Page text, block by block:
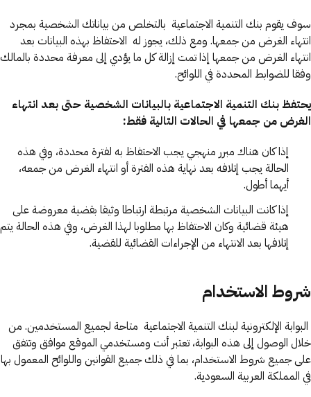
سوف يقوم بنك التنمية الاجتماعية بالتخلص من بياناتك الشخصية بمجرد
انتهاء الغرض من جمعها. ومع ذلك، يجوز له الاحتفاظ بهذه البيانات بعد
انتهاء الغرض من جمعها إذا تمت إزالة كل ما يؤدي إلى معرفة محددة بالمالك
وفقا للضوابط المحددة في اللوائح.
يحتفظ بنك التنمية الاجتماعية بالبيانات الشخصية حتى بعد انتهاء
الغرض من جمعها في الحالات التالية فقط:
إذا كان هناك مبرر منهجي يجب الاحتفاظ به لفترة محددة، وفي هذه
الحالة يجب إتلافه بعد نهاية هذه الفترة أو انتهاء الغرض من جمعه،
أيهما أطول.
إذا كانت البيانات الشخصية مرتبطة ارتباطا وثيقا بقضية معروضة على
هيئة قضائية وكان الاحتفاظ بها مطلوبا لهذا الغرض، وفي هذه الحالة يتم
إتلافها بعد الانتهاء من الإجراءات القضائية للقضية.
شروط الاستخدام
البوابة الإلكترونية لبنك التنمية الاجتماعية متاحة لجميع المستخدمين. من
خلال الوصول إلى هذه البوابة، تعتبر أنت ومستخدمي الموقع موافق وتتفق
على جميع شروط الاستخدام، بما في ذلك جميع القوانين واللوائح المعمول بها
في المملكة العربية السعودية.